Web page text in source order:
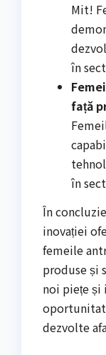
Mit!
în
față
în
În
inovației
femeile
produse și
noi piețe
dezvolte